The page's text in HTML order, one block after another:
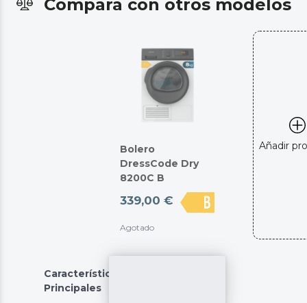
Compara con otros modelos
Bolero
DressCode Dry
8200C B
339,00 €
Agotado
Añadir
Características
Principales